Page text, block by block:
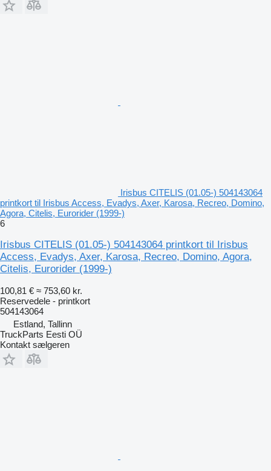
Irisbus CITELIS (01.05-) 504143064
printkort til Irisbus Access, Evadys, Axer, Karosa, Recreo, Domino,
Agora, Citelis, Eurorider (1999-)
6
Irisbus CITELIS (01.05-) 504143064 printkort til Irisbus
Access, Evadys, Axer, Karosa, Recreo, Domino, Agora,
Citelis, Eurorider (1999-)
100,81 € ≈ 753,60 kr.
Reservedele - printkort
504143064
Estland, Tallinn
TruckParts Eesti OÜ
Kontakt sælgeren